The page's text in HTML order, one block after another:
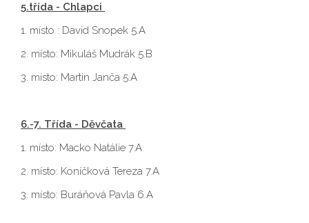
5.třída - Chlapci
1. místo : David Snopek 5.A
2. místo: Mikuláš Mudrák 5.B
3. místo: Martin Janča 5.A
6.-7. Třída - Děvčata
1. místo: Macko Natálie 7.A
2. místo: Koníčková Tereza 7.A
3. místo: Buráňová Pavla 6.A